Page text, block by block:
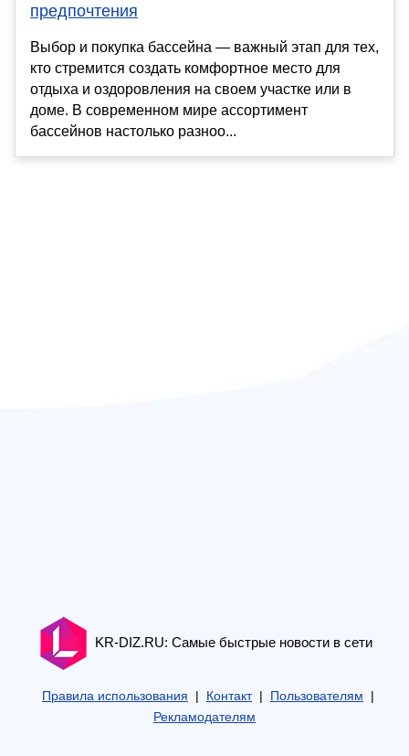
предпочтения
Выбор и покупка бассейна — важный этап для тех,
кто стремится создать комфортное место для
отдыха и оздоровления на своем участке или в
доме. В современном мире ассортимент
бассейнов настолько разноо...
KR-DIZ.RU: Самые быстрые новости в сети
Правила использования Контакт| Пользователям
Рекламодателям